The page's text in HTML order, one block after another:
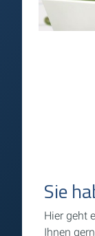
Sie
Hier geht
Ihnen